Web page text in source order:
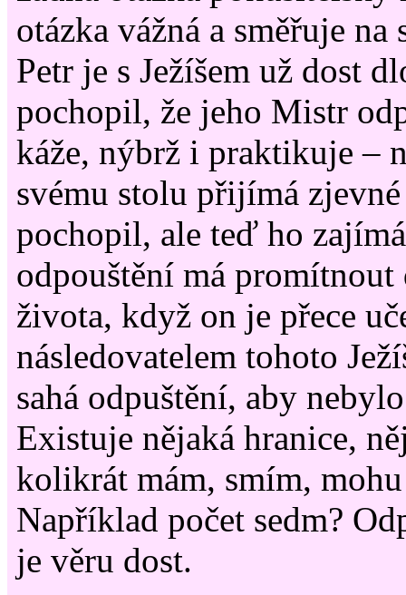
otázka vážná a směřuje na
Petr je s Ježíšem už dost
pochopil, že jeho Mistr
káže, nýbrž i praktikuje –
svému stolu přijímá
pochopil, ale teď ho
odpouštění má promítnout
života, když on je přece
následovatelem tohoto
sahá odpuštění, aby
Existuje nějaká hranice,
kolikrát mám, smím,
Například počet sedm?
je věru dost.